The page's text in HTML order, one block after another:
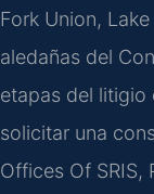
Fork Union,
aledañas del
etapas del litigio
solicitar una
Offices Of SRIS,